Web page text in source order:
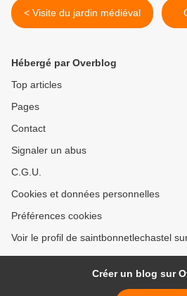
< Visite du jardin médiéval
Hébergé par Overblog
Top articles
Pages
Contact
Signaler un abus
C.G.U.
Cookies et données personnelles
Préférences cookies
Voir le profil de saintbonnetlechastel
Créer un blog sur